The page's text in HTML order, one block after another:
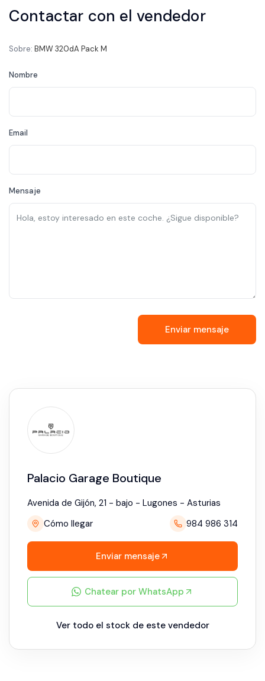
Contactar con el vendedor
Sobre: BMW 320dA Pack M
Nombre
Email
Mensaje
Enviar mensaje
Palacio Garage Boutique
Avenida de Gijón, 21 - bajo - Lugones - Asturias
Cómo llegar
984 986 314
Enviar mensaje
Chatear por WhatsApp
Ver todo el stock de este vendedor